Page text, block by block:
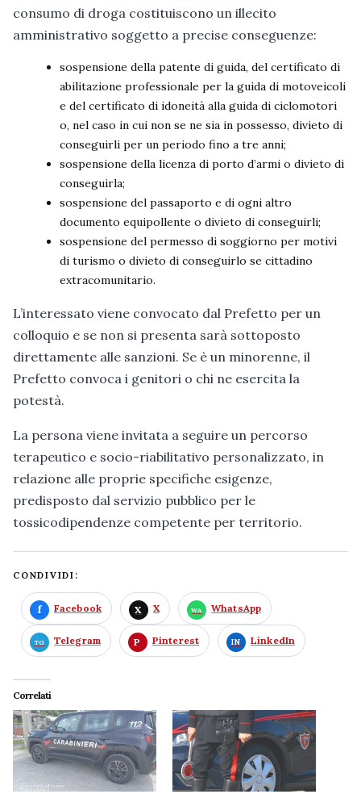
consumo di droga costituiscono un illecito
amministrativo soggetto a precise conseguenze:
sospensione della patente di guida, del certificato di
abilitazione professionale per la guida di motoveicoli
e del certificato di idoneità alla guida di ciclomotori
o, nel caso in cui non se ne sia in possesso, divieto di
conseguirli per un periodo fino a tre anni;
sospensione della licenza di porto d’armi o divieto di
conseguirla;
sospensione del passaporto e di ogni altro
documento equipollente o divieto di conseguirli;
sospensione del permesso di soggiorno per motivi
di turismo o divieto di conseguirlo se cittadino
extracomunitario.
L’interessato viene convocato dal Prefetto per un
colloquio e se non si presenta sarà sottoposto
direttamente alle sanzioni. Se è un minorenne, il
Prefetto convoca i genitori o chi ne esercita la
potestà.
La persona viene invitata a seguire un percorso
terapeutico e socio-riabilitativo personalizzato, in
relazione alle proprie specifiche esigenze,
predisposto dal servizio pubblico per le
tossicodipendenze competente per territorio.
CONDIVIDI:
Facebook X WhatsApp
Telegram Pinterest LinkedIn
Correlati